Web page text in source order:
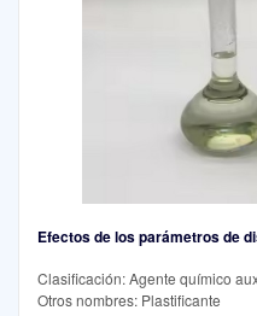
Efectos de los parámetros de
Clasificación: Agente químico
Otros nombres: Plastificante